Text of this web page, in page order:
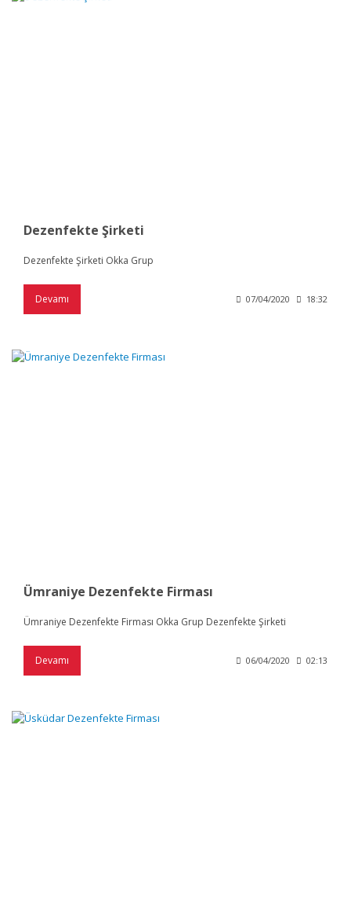
Dezenfekte Şirketi
Dezenfekte Şirketi Okka Grup
Devamı 07/04/2020 18:32
Ümraniye Dezenfekte Firması
Ümraniye Dezenfekte Firması Okka Grup Dezenfekte Şirketi
Devamı 06/04/2020 02:13